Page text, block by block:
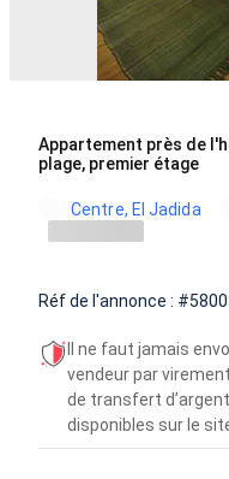
Appartement près de
plage, premier étage
Centre, El Jadida
Réf de l'annonce :
Il ne faut jamais
vendeur par
de transfert
disponibles sur le